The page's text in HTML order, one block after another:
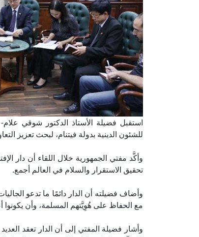
استقبل فضيلة الأستاذ الدكتور شوقي
للشئون الدينية بدولة فيتنام، لبحث تعزيز
وأكَّد مفتي الجمهورية خلال اللقاء أن دار
تحقيق الاستقرار والسلام في العالم أجمع.
وأضاف فضيلته أن الدار دائمًا ما تدعو
مع الحفاظ على هُوِيَّتهم المسلمة، وأن يكونوا
وأشار فضيلة المفتي إلى أن الدار تعقد